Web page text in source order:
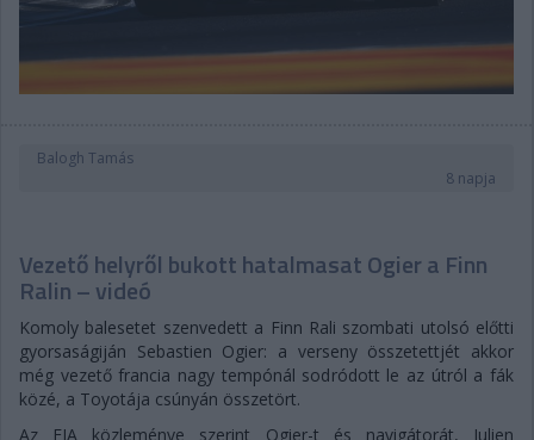
Balogh Tamás
8 napja
Vezető helyről bukott hatalmasat Ogier a Finn
Ralin – videó
Komoly balesetet szenvedett a Finn Rali szombati utolsó előtti
gyorsaságiján Sebastien Ogier: a verseny összetettjét akkor
még vezető francia nagy tempónál sodródott le az útról a fák
közé, a Toyotája csúnyán összetört.
Az FIA közleménye szerint Ogier-t és navigátorát, Julien